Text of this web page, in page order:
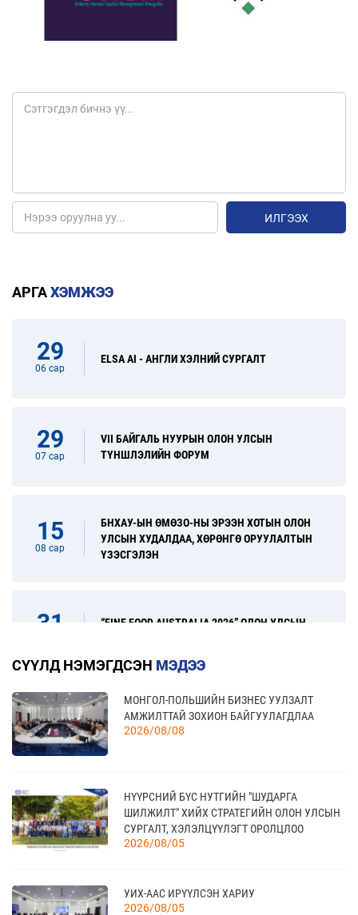
ИЛГЭЭХ
АРГАХЭМЖЭЭ
29
06 сар
ELSA AI - АНГЛИ ХЭЛНИЙ СУРГАЛТ
29
07 сар
VII БАЙГАЛЬ НУУРЫН ОЛОН УЛСЫН
ТҮНШЛЭЛИЙН ФОРУМ
15
08 сар
БНХАУ-ЫН ӨМӨЗО-НЫ ЭРЭЭН ХОТЫН ОЛОН
УЛСЫН ХУДАЛДАА, ХӨРӨНГӨ ОРУУЛАЛТЫН
ҮЗЭСГЭЛЭН
31
“FINE FOOD AUSTRALIA 2026” ОЛОН УЛСЫН
17
09 сар
“УЛААНБААТАР ТҮНШЛЭЛ 2026” ХҮНСНИЙ
САЛБАРЫН ОЛОН УЛСЫН ҮЗЭСГЭЛЭН
20
09 сар
КАНАД УЛС - ТОРОНТО ХОТЫН БИЗНЕС АЯЛАЛ
21
10 сар
TEX+ VISION KOREA
СҮҮЛД НЭМЭГДСЭН МЭДЭЭ
МОНГОЛ-ПОЛЬШИЙН БИЗНЕС УУЛЗАЛТ
АМЖИЛТТАЙ ЗОХИОН БАЙГУУЛАГДЛАА
2026/08/08
НҮҮРСНИЙ БҮС НУТГИЙН "ШУДАРГА
ШИЛЖИЛТ" ХИЙХ СТРАТЕГИЙН ОЛОН УЛСЫН
СУРГАЛТ, ХЭЛЭЛЦҮҮЛЭГТ ОРОЛЦЛОО
2026/08/05
УИХ-ААС ИРҮҮЛСЭН ХАРИУ
2026/08/05